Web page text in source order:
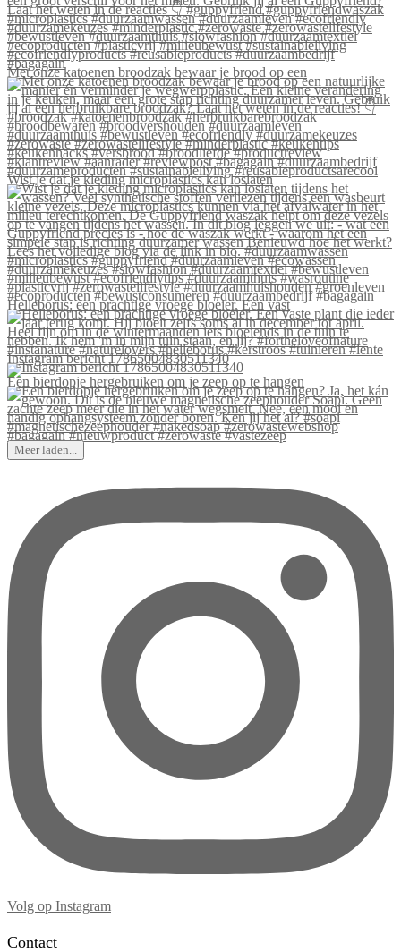
Met onze katoenen broodzak bewaar je brood op een
Wist je dat je kleding microplastics kan loslaten
Helleborus: een prachtige vroege bloeier. Een vast
Instagram bericht 17865004830511340
Een bierdopje hergebruiken om je zeep op te hangen
Meer laden...
Volg op Instagram
Contact